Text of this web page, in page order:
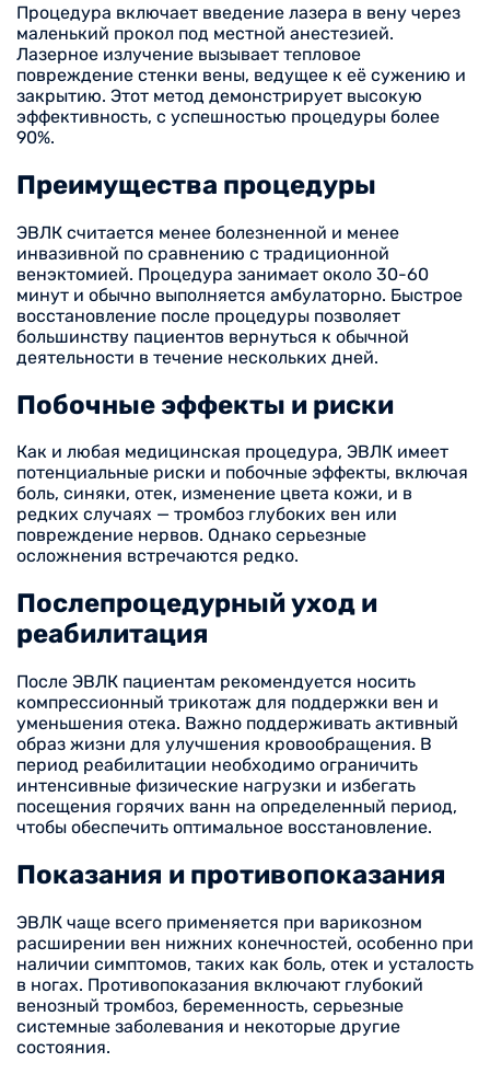
Процедура включает введение лазера в вену через
маленький прокол под местной анестезией.
Лазерное излучение вызывает тепловое
повреждение стенки вены, ведущее к её сужению и
закрытию. Этот метод демонстрирует высокую
эффективность, с успешностью процедуры более
90%.
Преимущества процедуры
ЭВЛК считается менее болезненной и менее
инвазивной по сравнению с традиционной
венэктомией. Процедура занимает около 30-60
минут и обычно выполняется амбулаторно. Быстрое
восстановление после процедуры позволяет
большинству пациентов вернуться к обычной
деятельности в течение нескольких дней.
Побочные эффекты и риски
Как и любая медицинская процедура, ЭВЛК имеет
потенциальные риски и побочные эффекты, включая
боль, синяки, отек, изменение цвета кожи, и в
редких случаях — тромбоз глубоких вен или
повреждение нервов. Однако серьезные
осложнения встречаются редко.
Послепроцедурный уход и
реабилитация
После ЭВЛК пациентам рекомендуется носить
компрессионный трикотаж для поддержки вен и
уменьшения отека. Важно поддерживать активный
образ жизни для улучшения кровообращения. В
период реабилитации необходимо ограничить
интенсивные физические нагрузки и избегать
посещения горячих ванн на определенный период,
чтобы обеспечить оптимальное восстановление.
Показания и противопоказания
ЭВЛК чаще всего применяется при варикозном
расширении вен нижних конечностей, особенно при
наличии симптомов, таких как боль, отек и усталость
в ногах. Противопоказания включают глубокий
венозный тромбоз, беременность, серьезные
системные заболевания и некоторые другие
состояния.